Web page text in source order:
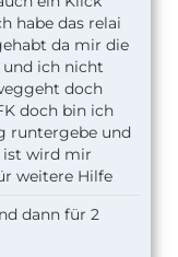
habe das relai
da mir die
ich nicht
doch
doch bin ich
runtergebe und
ist wird mir
weitere Hilfe
dann für 2